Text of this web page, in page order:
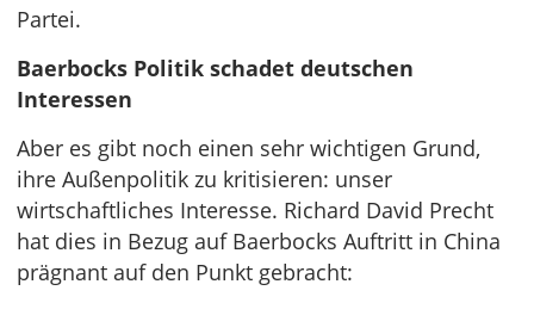
Partei.
Baerbocks Politik schadet deutschen
Interessen
Aber es gibt noch einen sehr wichtigen Grund,
ihre Außenpolitik zu kritisieren: unser
wirtschaftliches Interesse. Richard David Precht
hat dies in Bezug auf Baerbocks Auftritt in China
prägnant auf den Punkt gebracht: